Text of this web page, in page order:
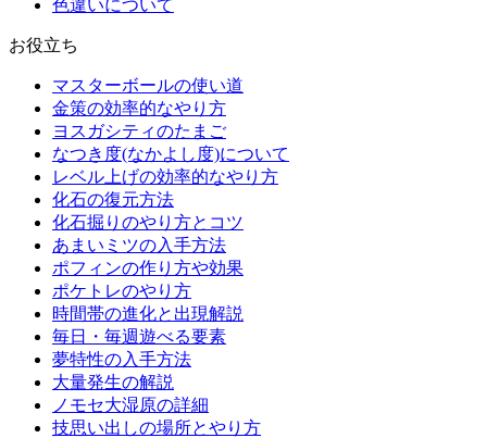
色違いについて
お役立ち
マスターボールの使い道
金策の効率的なやり方
ヨスガシティのたまご
なつき度(なかよし度)について
レベル上げの効率的なやり方
化石の復元方法
化石掘りのやり方とコツ
あまいミツの入手方法
ポフィンの作り方や効果
ポケトレのやり方
時間帯の進化と出現解説
毎日・毎週遊べる要素
夢特性の入手方法
大量発生の解説
ノモセ大湿原の詳細
技思い出しの場所とやり方